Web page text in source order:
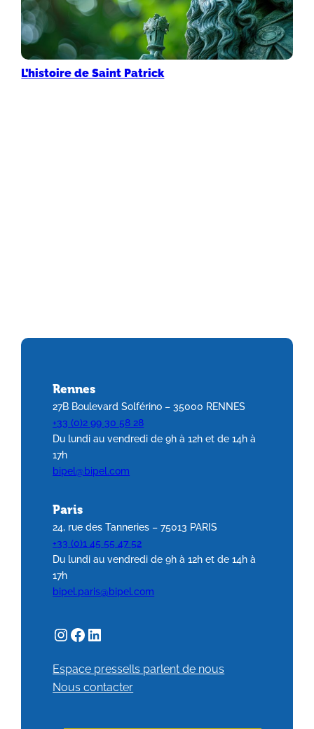
L’histoire de Saint Patrick
Rennes
27B Boulevard Solférino – 35000 RENNES
+33 (0)2 99 30 58 28
Du lundi au vendredi de 9h à 12h et de 14h à
17h
bipel@bipel.com
Paris
24, rue des Tanneries – 75013 PARIS
+33 (0)1 45 55 47 52
Du lundi au vendredi de 9h à 12h et de 14h à
17h
bipel.paris@bipel.com
Espace presseIls parlent de nous
Nous contacter